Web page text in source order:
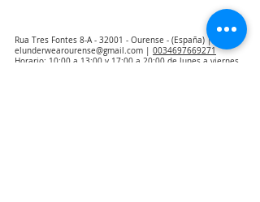
Rua Tres Fontes 8-A - 32001 - Ourense - (España) |
elunderwearourense@gmail.com
0034697669271
Horario: 10:00 a 13:00 y 17:00 a 20:00 de lunes a viernes